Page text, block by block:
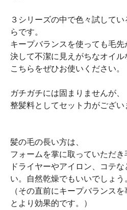
３シリーズの中で色々試して
らです。
キープバランスを使っても毛先
決して不潔に見えがちなオイル
こちらをぜひお使いください。
ガチガチには固まりませんが、
整髪料としてセット力がござい
髪の毛の長い方は、
フォームを掌に取っていただき
ドライヤーやアイロン、コテ
い。自然乾燥でもいいでしょう
（その直前にキープバランス
とより効果的です。）